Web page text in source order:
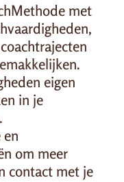
met
eigen
in je
en
om meer
contact met je